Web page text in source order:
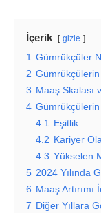
İçerik gizle
1 Gümrükçüler
2
3 Maaş Skalası
4
4.1 Eşitlik
4.2 Kariyer
4.3 Yükselen
5 2024 Yılında
6 Maaş
7 Diğer Yıllara